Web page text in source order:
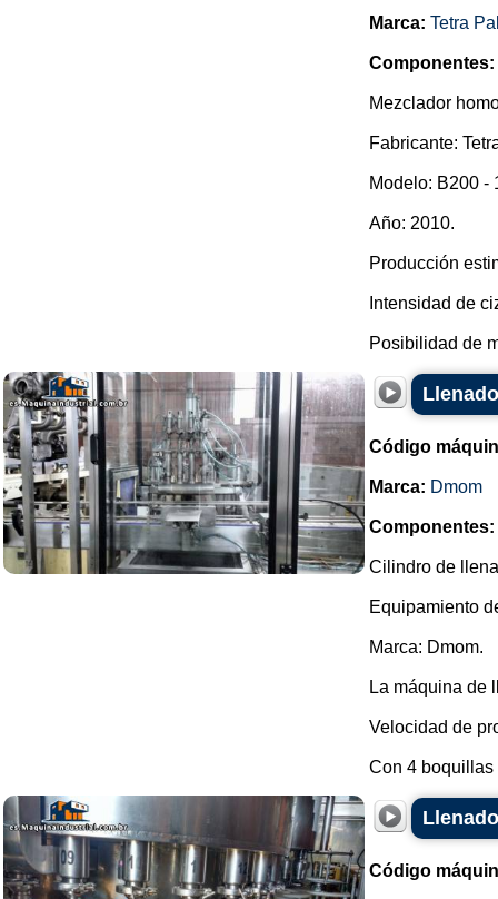
Marca: Tetra
Componentes:
Mezclador
Fabricante:
Modelo: B200 -
Año: 2010.
Producción
Intensidad de
Posibilidad de
Código
Marca: Dmom
Componentes:
Cilindro de
Equipamiento
Marca: Dmom.
La máquina de
Velocidad de
Con 4 boquillas
Código